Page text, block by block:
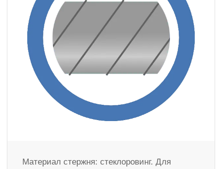
Материал стержня: стеклоровинг. Для